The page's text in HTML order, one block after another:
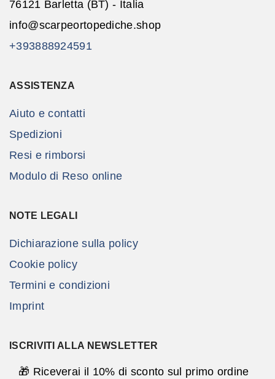
76121 Barletta (BT) - Italia
info@scarpeortopediche.shop
+393888924591
ASSISTENZA
Aiuto e contatti
Spedizioni
Resi e rimborsi
Modulo di Reso online
NOTE LEGALI
Dichiarazione sulla policy
Cookie policy
Termini e condizioni
Imprint
ISCRIVITI ALLA NEWSLETTER
🎁 Riceverai il 10% di sconto sul primo ordine